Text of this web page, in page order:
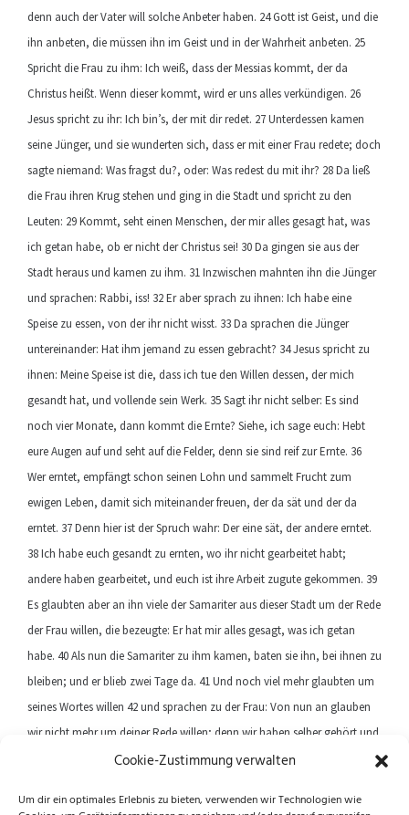
Cookie-Zustimmung verwalten
Um dir ein optimales Erlebnis zu bieten, verwenden wir Technologien wie
denn auch der Vater will solche Anbeter haben. 24 Gott ist Geist, und die
ihn anbeten, die müssen ihn im Geist und in der Wahrheit anbeten. 25
Spricht die Frau zu ihm: Ich weiß, dass der Messias kommt, der da
Christus heißt. Wenn dieser kommt, wird er uns alles verkündigen. 26
Jesus spricht zu ihr: Ich bin’s, der mit dir redet. 27 Unterdessen kamen
seine Jünger, und sie wunderten sich, dass er mit einer Frau redete; doch
sagte niemand: Was fragst du?, oder: Was redest du mit ihr? 28 Da ließ
die Frau ihren Krug stehen und ging in die Stadt und spricht zu den
Leuten: 29 Kommt, seht einen Menschen, der mir alles gesagt hat, was
ich getan habe, ob er nicht der Christus sei! 30 Da gingen sie aus der
Stadt heraus und kamen zu ihm. 31 Inzwischen mahnten ihn die Jünger
und sprachen: Rabbi, iss! 32 Er aber sprach zu ihnen: Ich habe eine
Speise zu essen, von der ihr nicht wisst. 33 Da sprachen die Jünger
untereinander: Hat ihm jemand zu essen gebracht? 34 Jesus spricht zu
ihnen: Meine Speise ist die, dass ich tue den Willen dessen, der mich
gesandt hat, und vollende sein Werk. 35 Sagt ihr nicht selber: Es sind
noch vier Monate, dann kommt die Ernte? Siehe, ich sage euch: Hebt
eure Augen auf und seht auf die Felder, denn sie sind reif zur Ernte. 36
Wer erntet, empfängt schon seinen Lohn und sammelt Frucht zum
ewigen Leben, damit sich miteinander freuen, der da sät und der da
erntet. 37 Denn hier ist der Spruch wahr: Der eine sät, der andere erntet.
38 Ich habe euch gesandt zu ernten, wo ihr nicht gearbeitet habt;
andere haben gearbeitet, und euch ist ihre Arbeit zugute gekommen. 39
Es glaubten aber an ihn viele der Samariter aus dieser Stadt um der Rede
der Frau willen, die bezeugte: Er hat mir alles gesagt, was ich getan
habe. 40 Als nun die Samariter zu ihm kamen, baten sie ihn, bei ihnen zu
bleiben; und er blieb zwei Tage da. 41 Und noch viel mehr glaubten um
seines Wortes willen 42 und sprachen zu der Frau: Von nun an glauben
wir nicht mehr um deiner Rede willen; denn wir haben selber gehört und
erkannt: Dieser ist wahrlich der Welt Heiland.